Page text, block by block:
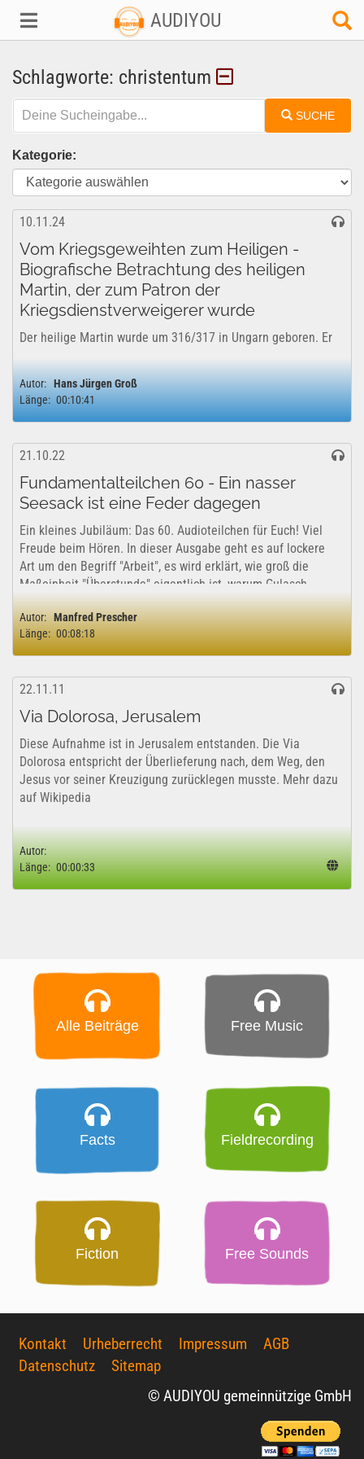
AUDIYOU
Schlagworte: christentum
SUCHE
Kategorie:
10.11.24
Vom Kriegsgeweihten zum Heiligen -
Biografische Betrachtung des heiligen
Martin, der zum Patron der
Kriegsdienstverweigerer wurde
Der heilige Martin wurde um 316/317 in Ungarn geboren. Er
selbst Soldat werden. Im Alter von etwa 10 Jahren kam er in
Italien erstmals mit dem Christentum in Kontakt und ließ
sich später taufen....
Autor: Hans Jürgen Groß
Länge: 00:10:41
21.10.22
Fundamentalteilchen 60 - Ein nasser
Seesack ist eine Feder dagegen
Ein kleines Jubiläum: Das 60. Audioteilchen für Euch! Viel
Freude beim Hören. In dieser Ausgabe geht es auf lockere
Art um den Begriff "Arbeit", es wird erklärt, wie groß die
Maßeinheit "Überstunde" eigentlich ist, warum Gulasch
dreimal brennen muss, wie...
Autor: Manfred Prescher
Länge: 00:08:18
22.11.11
Via Dolorosa, Jerusalem
Diese Aufnahme ist in Jerusalem entstanden. Die Via
Dolorosa entspricht der Überlieferung nach, dem Weg, den
Jesus vor seiner Kreuzigung zurücklegen musste. Mehr dazu
auf Wikipedia
Autor:
Länge: 00:00:33
Alle Beiträge Free Music
Facts Fieldrecording
Fiction Free Sounds
Kontakt Urheberrecht Impressum
AGB
Datenschutz
Sitemap
© AUDIYOU gemeinnützige GmbH